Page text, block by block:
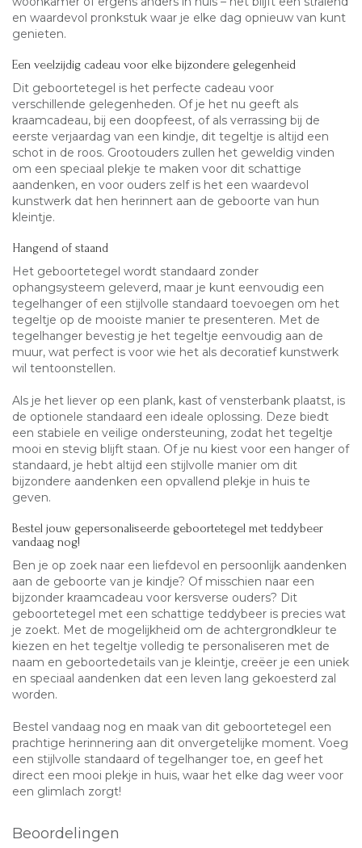
en waardevol pronkstuk waar je elke dag opnieuw van kunt
genieten.
Een veelzijdig cadeau voor elke bijzondere gelegenheid
Dit geboortetegel is het perfecte cadeau voor
verschillende gelegenheden. Of je het nu geeft als
kraamcadeau, bij een doopfeest, of als verrassing bij de
eerste verjaardag van een kindje, dit tegeltje is altijd een
schot in de roos. Grootouders zullen het geweldig vinden
om een speciaal plekje te maken voor dit schattige
aandenken, en voor ouders zelf is het een waardevol
kunstwerk dat hen herinnert aan de geboorte van hun
kleintje.
Hangend of staand
Het geboortetegel wordt standaard zonder
ophangsysteem geleverd, maar je kunt eenvoudig een
tegelhanger of een stijlvolle standaard toevoegen om het
tegeltje op de mooiste manier te presenteren. Met de
tegelhanger bevestig je het tegeltje eenvoudig aan de
muur, wat perfect is voor wie het als decoratief kunstwerk
wil tentoonstellen.
Als je het liever op een plank, kast of vensterbank plaatst, is
de optionele standaard een ideale oplossing. Deze biedt
een stabiele en veilige ondersteuning, zodat het tegeltje
mooi en stevig blijft staan. Of je nu kiest voor een hanger of
standaard, je hebt altijd een stijlvolle manier om dit
bijzondere aandenken een opvallend plekje in huis te
geven.
Bestel jouw gepersonaliseerde geboortetegel met teddybeer
vandaag nog!
Ben je op zoek naar een liefdevol en persoonlijk aandenken
aan de geboorte van je kindje? Of misschien naar een
bijzonder kraamcadeau voor kersverse ouders? Dit
geboortetegel met een schattige teddybeer is precies wat
je zoekt. Met de mogelijkheid om de achtergrondkleur te
kiezen en het tegeltje volledig te personaliseren met de
naam en geboortedetails van je kleintje, creëer je een uniek
en speciaal aandenken dat een leven lang gekoesterd zal
worden.
Bestel vandaag nog en maak van dit geboortetegel een
prachtige herinnering aan dit onvergetelijke moment. Voeg
een stijlvolle standaard of tegelhanger toe, en geef het
direct een mooi plekje in huis, waar het elke dag weer voor
een glimlach zorgt!
Beoordelingen